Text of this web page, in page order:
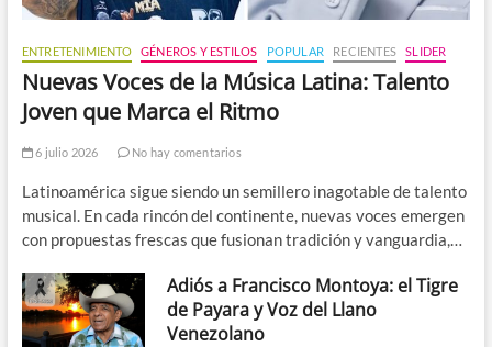
ENTRETENIMIENTO GÉNEROS Y ESTILOS POPULAR RECIENTES SLIDER
Nuevas Voces de la Música Latina: Talento
Joven que Marca el Ritmo
6 julio 2026 No hay comentarios
Latinoamérica sigue siendo un semillero inagotable de talento
musical. En cada rincón del continente, nuevas voces emergen
con propuestas frescas que fusionan tradición y vanguardia,…
Adiós a Francisco Montoya: el Tigre
de Payara y Voz del Llano
Venezolano